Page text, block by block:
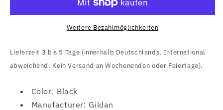
Life
&amp;
Cover)
Shirt
(When
Life
Was
&amp;
Cover)
Shirt
Weitere Bezahlmöglichkeiten
Lieferzeit 3 bis 5 Tage (innerhalb Deutschlands, International
abweichend. Kein Versand an Wochenenden oder Feiertage).
Color: Black
Manufacturer: Gildan